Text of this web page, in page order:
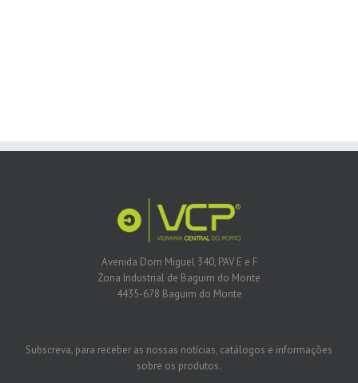
Avenida Dom Miguel 340, PAV E e F
Zona Industrial de Baguim do Monte
4435-678 Baguim do Monte
Subscreva, para receber as nossas notícias, catálogos e informações
sobre os produtos.